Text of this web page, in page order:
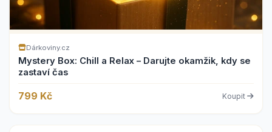
Dárkoviny.cz
Mystery Box: Chill a Relax – Darujte okamžik, kdy se
zastaví čas
799 Kč Koupit